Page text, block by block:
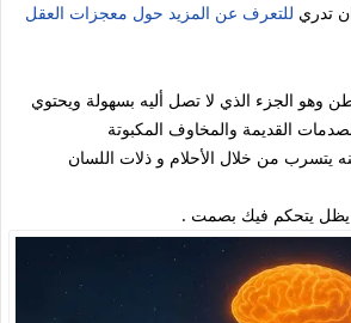
تدري للتعرف عن المزيد حول معجزات العقل
وهو الجزء الذي لا تصل أليه بسهولة ويحتوي
القديمة والمخاوف المكبوتة
يتسرب من خلال الأحلام و ذلات اللسان
يظل يتحكم فيك بصمت .